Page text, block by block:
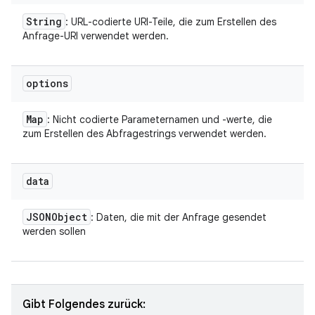
String : URL-codierte URI-Teile, die zum Erstellen des
Anfrage-URI verwendet werden.
options
Map : Nicht codierte Parameternamen und -werte, die
zum Erstellen des Abfragestrings verwendet werden.
data
JSONObject : Daten, die mit der Anfrage gesendet
werden sollen
Gibt Folgendes zurück: